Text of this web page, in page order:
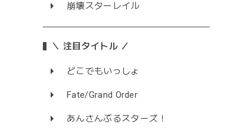
崩壊スターレイル
＼ 注目タイトル ／
どこでもいっしょ
Fate/Grand Order
あんさんぶるスターズ！